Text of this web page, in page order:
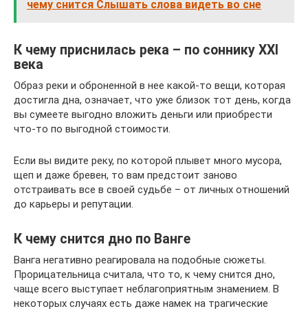
чему снится Слышать слова видеть во сне
К чему приснилась река – по соннику XXI
века
Образ реки и оброненной в нее какой-то вещи, которая
достигла дна, означает, что уже близок тот день, когда
вы сумеете выгодно вложить деньги или приобрести
что-то по выгодной стоимости.
Если вы видите реку, по которой плывет много мусора,
щеп и даже бревен, то вам предстоит заново
отстраивать все в своей судьбе – от личных отношений
до карьеры и репутации.
К чему снится дно по Ванге
Ванга негативно реагировала на подобные сюжеты.
Прорицательница считала, что то, к чему снится дно,
чаще всего выступает неблагоприятным знамением. В
некоторых случаях есть даже намек на трагические